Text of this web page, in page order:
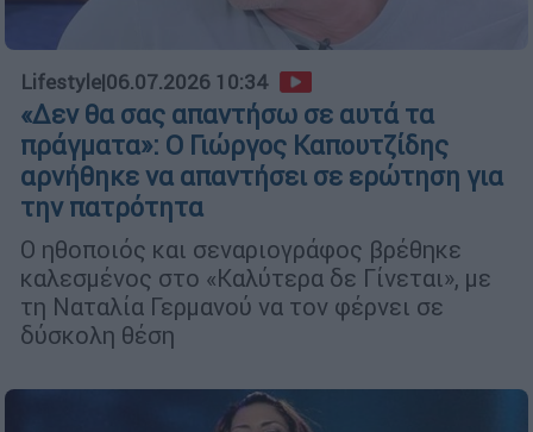
Lifestyle|06.07.2026 10:34
«Δεν θα σας απαντήσω σε αυτά τα
πράγματα»: Ο Γιώργος Καπουτζίδης
αρνήθηκε να απαντήσει σε ερώτηση για
την πατρότητα
Ο ηθοποιός και σεναριογράφος βρέθηκε
καλεσμένος στο «Καλύτερα δε Γίνεται», με
τη Ναταλία Γερμανού να τον φέρνει σε
δύσκολη θέση